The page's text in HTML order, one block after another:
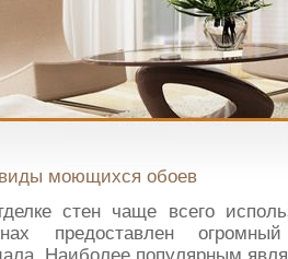
виды моющихся обоев
стен чаще всего
предоставлен